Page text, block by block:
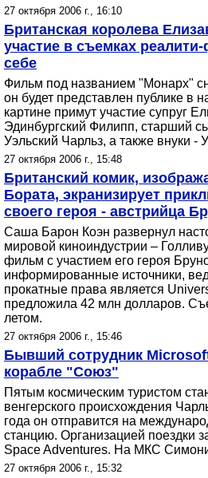
27 октября 2006 г., 16:10
Британская королева
участие в съемках
себе
Фильм под названием "Монарх"
он будет представлен публике в
картине примут участие супруг
Эдинбургский Филипп, старший
Уэльский Чарльз, а также внуки -
27 октября 2006 г., 15:48
Британский комик,
Бората, экранизирует
своего героя - австрийца
Саша Барон Коэн развернул
мировой киноиндустрии –
фильм с участием его героя
информированные источники,
прокатные права является
предложила 42 млн долларов.
летом.
27 октября 2006 г., 15:46
Бывший сотрудник
корабле "Союз"
Пятым космическим туристом
венгерского происхождения
года он отправится на
станцию. Организацией поездки
Space Adventures. На МКС
27 октября 2006 г., 15:32